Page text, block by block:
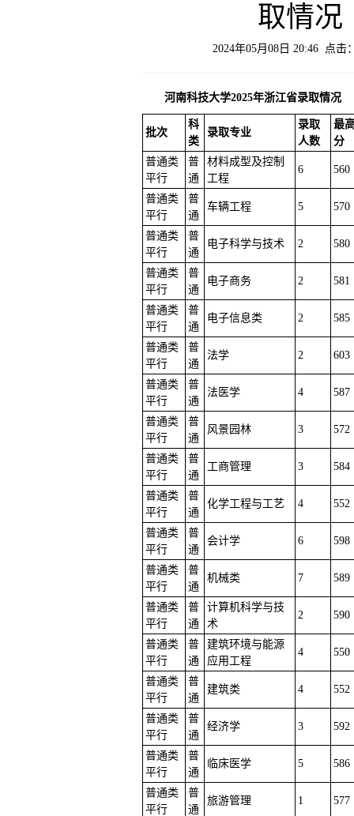
取情况
2024年05月08日 20:46 点击
河南科技大学2025年浙江省录取情况
批次
科
类
录取专业
录取
人数
最
分
普通类
平行
普
通
材料成型及控制
工程
6 560
普通类
平行
普
通
车辆工程 5 570
普通类
平行
普
通
电子科学与技术 2 580
普通类
平行
普
通
电子商务 2 581
普通类
平行
普
通
电子信息类 2 585
普通类
平行
普
通
法学 2 603
普通类
平行
普
通
法医学 4 587
普通类
平行
普
通
风景园林 3 572
普通类
平行
普
通
工商管理 3 584
普通类
平行
普
通
化学工程与工艺 4 552
普通类
平行
普
通
会计学 6 598
普通类
平行
普
通
机械类 7 589
普通类
平行
普
通
计算机科学与技
术
2 590
普通类
平行
普
通
建筑环境与能源
应用工程
4 550
普通类
平行
普
通
建筑类 4 552
普通类
平行
普
通
经济学 3 592
普通类
平行
普
通
临床医学 5 586
普通类
平行
普
通
旅游管理 1 577